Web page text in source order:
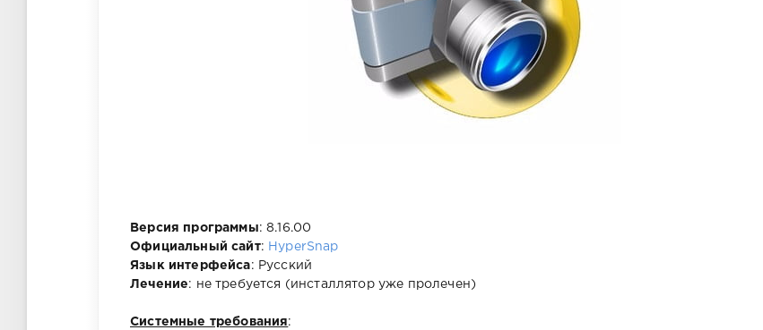
Версия программы: 8.16.00
Официальный сайт: HyperSnap
Язык интерфейса: Русский
Лечение: не требуется (инсталлятор уже пролечен)
Системные требования: